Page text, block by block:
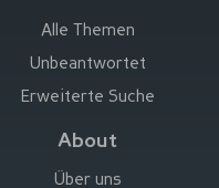
Alle Themen
Unbeantwortet
Erweiterte Suche
About
Über uns